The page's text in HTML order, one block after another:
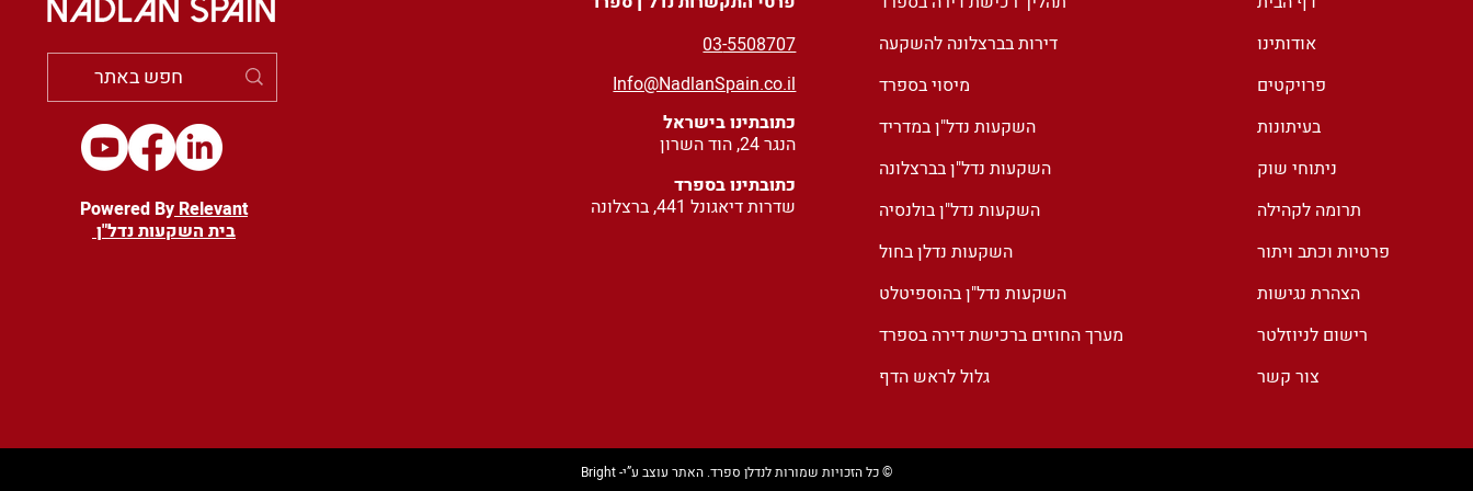
הזדמנויות למשקיעים.
Powered ByRelevant
בית השקעות נדל"ן
03-5508707
Info@NadlanSpain.co.il
כתובתינו בישראל
הנגר 24, הוד השרון
כתובתינו בספרד
שדרות דיאגונל 441, ברצלונה
דירות בברצלונה להשקעה
מיסוי בספרד
השקעות נדל"ן במדריד
השקעות נדל"ן בברצלונה
השקעות נדל"ן בולנסיה
השקעות נדלן בחול
השקעות נדל"ן בהוספיטלט
מערך החוזים ברכישת דירה בספרד
גלול לראש הדף
אודותינו
פרויקטים
בעיתונות
ניתוחי שוק
תרומה לקהילה
פרטיות וכתב ויתור
הצהרת נגישות
רישום לניוזלטר
צור קשר
© כל הזכויות שמורות לנדלן ספרד. האתר עוצב ע”י- Bright